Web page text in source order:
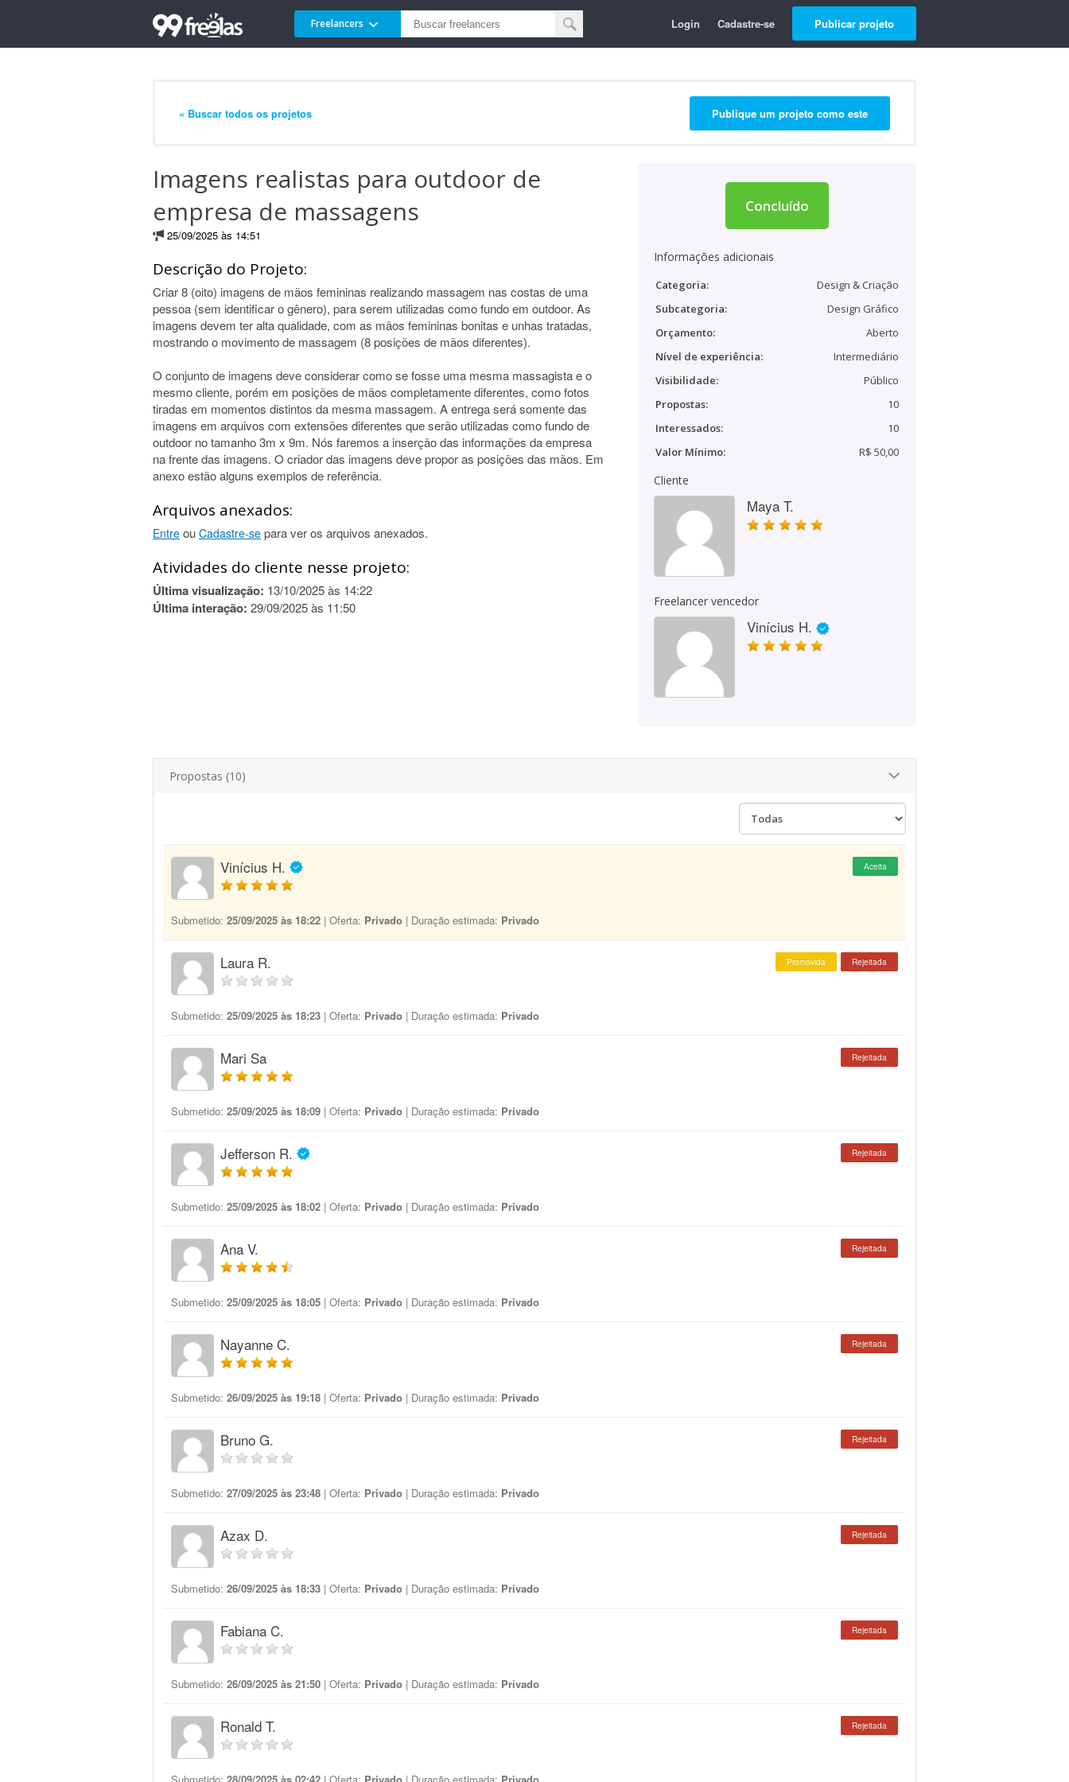
Freelancers Login Cadastre-se Publicar projeto
« Buscar todos os projetos Publique um projeto como este
Imagens realistas para outdoor de
empresa de massagens
25/09/2025 às 14:51
Descrição do Projeto:
Criar 8 (oito) imagens de mãos femininas realizando massagem nas costas de uma
pessoa (sem identificar o gênero), para serem utilizadas como fundo em outdoor. As
imagens devem ter alta qualidade, com as mãos femininas bonitas e unhas tratadas,
mostrando o movimento de massagem (8 posições de mãos diferentes).
O conjunto de imagens deve considerar como se fosse uma mesma massagista e o
mesmo cliente, porém em posições de mãos completamente diferentes, como fotos
tiradas em momentos distintos da mesma massagem. A entrega será somente das
imagens em arquivos com extensões diferentes que serão utilizadas como fundo de
outdoor no tamanho 3m x 9m. Nós faremos a inserção das informações da empresa
na frente das imagens. O criador das imagens deve propor as posições das mãos. Em
anexo estão alguns exemplos de referência.
Arquivos anexados:
Entre ou Cadastre-se para ver os arquivos anexados.
Atividades do cliente nesse projeto:
Última visualização: 13/10/2025 às 14:22
Última interação: 29/09/2025 às 11:50
Concluído
Informações adicionais
Categoria:
Design & Criação
Subcategoria:
Design Gráfico
Orçamento:
Aberto
Nível de experiência:
Intermediário
Visibilidade:
Público
Propostas:
10
Interessados:
10
Valor Mínimo:
R$ 50,00
Cliente
Maya T.
Freelancer vencedor
Vinícius H.
Propostas (10)
Vinícius H. Aceita
Submetido: 25/09/2025 às 18:22 | Oferta: Privado | Duração estimada: Privado
Laura R. Promovida Rejeitada
Submetido: 25/09/2025 às 18:23 | Oferta: Privado | Duração estimada: Privado
Mari Sa Rejeitada
Submetido: 25/09/2025 às 18:09 | Oferta: Privado | Duração estimada: Privado
Jefferson R. Rejeitada
Submetido: 25/09/2025 às 18:02 | Oferta: Privado | Duração estimada: Privado
Ana V. Rejeitada
Submetido: 25/09/2025 às 18:05 | Oferta: Privado | Duração estimada: Privado
Nayanne C. Rejeitada
Submetido: 26/09/2025 às 19:18 | Oferta: Privado | Duração estimada: Privado
Bruno G. Rejeitada
Submetido: 27/09/2025 às 23:48 | Oferta: Privado | Duração estimada: Privado
Azax D. Rejeitada
Submetido: 26/09/2025 às 18:33 | Oferta: Privado | Duração estimada: Privado
Fabiana C. Rejeitada
Submetido: 26/09/2025 às 21:50 | Oferta: Privado | Duração estimada: Privado
Ronald T. Rejeitada